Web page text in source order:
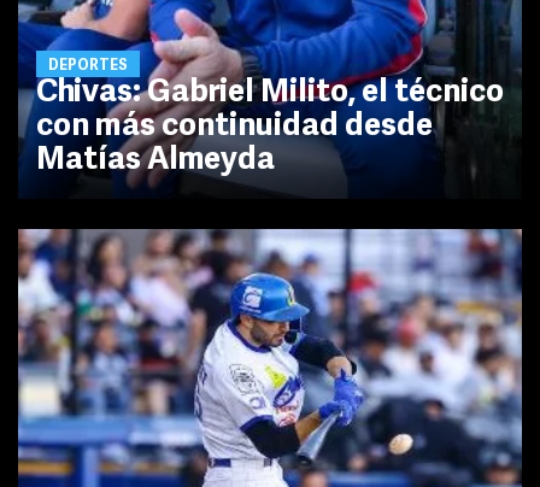
DEPORTES
Chivas: Gabriel Milito, el técnico
con más continuidad desde
Matías Almeyda